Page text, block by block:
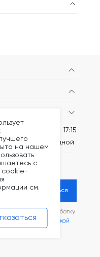
Пн-Пт: 8:30 - 17:15
Сб-вс: выходной
Подписаться
согласие на обработку
с
Политикой
на нашем
с
cookie-
см.